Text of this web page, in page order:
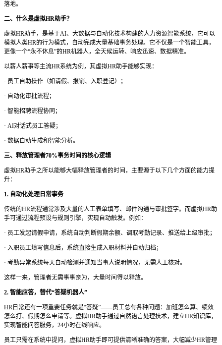
落地。
二、什么是虚拟HR助手？
虚拟HR助手，是基于AI、大数据与自动化技术构建的人力资源智能系统，它可以
模拟人类HR的行为模式，自动完成大量基础事务处理。它不仅是一个智能工具，
更像一个“永不休息”的HR机器人，全天候运转、响应迅速、数据精准。
以薪人薪事等主流HR系统为例，其虚拟HR助手能够实现：
· 员工自助操作（如请假、报销、入职登记）；
· 自动化审批流程；
· 智能招聘流程协同；
· AI对话式员工答疑；
· 数据自动生成和智能分析。
三、释放管理者70%事务时间的核心逻辑
虚拟HR助手之所以能够大幅释放管理者的时间，主要源于以下几个方面的能力提
升：
1. 自动化处理日常事务
传统的HR流程通常涉及大量的人工表单填写、邮件沟通与审批签字。而虚拟HR助
手可通过流程预设与规则引擎，实现自动触发。例如：
· 员工发起请假申请，系统自动判断假期余额、调取考勤记录、推送给上级审批；
· 入职员工填写信息后，系统直接生成入职材料并自动归档；
· 考勤异常系统每天自动检测并通知当事人说明情况，无需人工核对。
这样一来，管理者无需事事亲为，大量时间得以释放。
2. 智能应答，替代“答疑机器人”
HR日常还有一项重要任务就是“答疑”——员工总有各种问题：加班怎么算、绩效
怎么打、假期怎么申请等。虚拟HR助手通过自然语言处理技术，建立HR知识库，
实现智能问答服务，24小时在线响应。
员工只需在系统中提问，虚拟HR助手即可提供清晰准确的答案，大幅减少HR管理